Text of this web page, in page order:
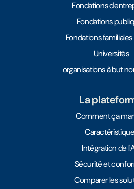
Fondations
Fondations
Fondations
Universités
organisations à but
La
Comment ça
Intégration de
Sécurité et
Comparer les